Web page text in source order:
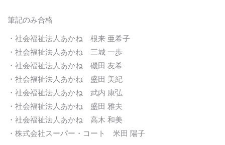
筆記のみ合格
・社会福祉法人あかね 根来 亜希子
・社会福祉法人あかね 三城 一歩
・社会福祉法人あかね 磯田 友希
・社会福祉法人あかね 盛田 美紀
・社会福祉法人あかね 武内 康弘
・社会福祉法人あかね 盛田 雅夫
・社会福祉法人あかね 高木 和美
・株式会社スーパー・コート 米田 陽子